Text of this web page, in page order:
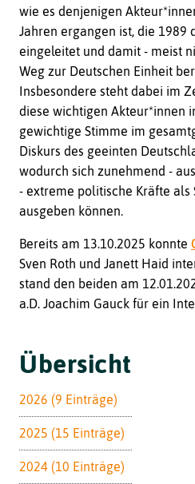
wie es denjenigen
Jahren ergangen ist, die 1989
eingeleitet und damit - meist
Weg zur Deutschen Einheit
Insbesondere steht dabei im
diese wichtigen Akteur*innen
gewichtige Stimme im
Diskurs des geeinten
wodurch sich zunehmend -
- extreme politische Kräfte als
ausgeben können.
Bereits am 13.10.2025 konnte
Sven Roth und Janett Haid
stand den beiden am
a.D. Joachim Gauck für ein
Übersicht
2026 (9 Einträge)
2025 (15 Einträge)
2024 (10 Einträge)